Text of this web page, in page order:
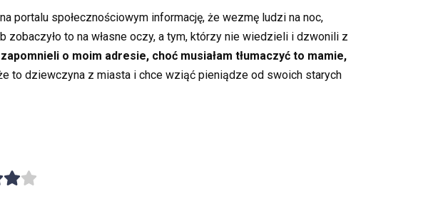
portalu społecznościowym informację, że wezmę ludzi na noc,
zobaczyło to na własne oczy, a tym, którzy nie wiedzieli i dzwonili z
o moim adresie, choć musiałam tłumaczyć to mamie,
to dziewczyna z miasta i chce wziąć pieniądze od swoich starych